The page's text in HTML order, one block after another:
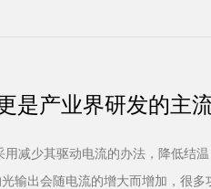
是产业界研发的主流
减少其驱动电流的办法，降低结
输出会随电流的增大而增加，很多